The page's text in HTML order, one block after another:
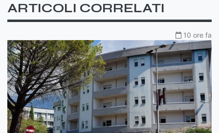
ARTICOLI CORRELATI
10 ore fa